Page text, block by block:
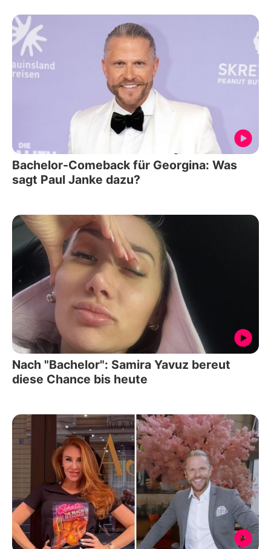
Bachelor-Comeback für Georgina: Was
sagt Paul Janke dazu?
Nach "Bachelor": Samira Yavuz bereut
diese Chance bis heute